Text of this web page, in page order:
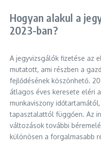
Hogyan alakul a
2023-ban?
A jegyvizsgálók fizetése az
mutatott, ami részben a
fejlődésének köszönhető.
átlagos éves keresete eléri
munkaviszony
tapasztalattól függően. Az
változások további
különösen a forgalmasabb